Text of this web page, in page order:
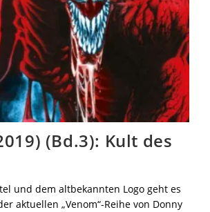
(Bd.3): Kult des
und dem altbekannten Logo geht es
aktuellen „Venom“-Reihe von Donny